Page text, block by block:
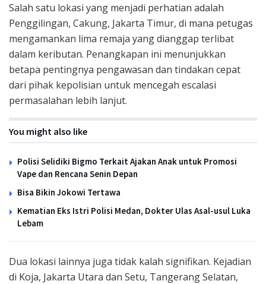
Salah satu lokasi yang menjadi perhatian adalah
Penggilingan, Cakung, Jakarta Timur, di mana petugas
mengamankan lima remaja yang dianggap terlibat
dalam keributan. Penangkapan ini menunjukkan
betapa pentingnya pengawasan dan tindakan cepat
dari pihak kepolisian untuk mencegah escalasi
permasalahan lebih lanjut.
You might also like
Polisi Selidiki Bigmo Terkait Ajakan Anak untuk Promosi
Vape dan Rencana Senin Depan
Bisa Bikin Jokowi Tertawa
Kematian Eks Istri Polisi Medan, Dokter Ulas Asal-usul Luka
Lebam
Dua lokasi lainnya juga tidak kalah signifikan. Kejadian
di Koja, Jakarta Utara dan Setu, Tangerang Selatan,